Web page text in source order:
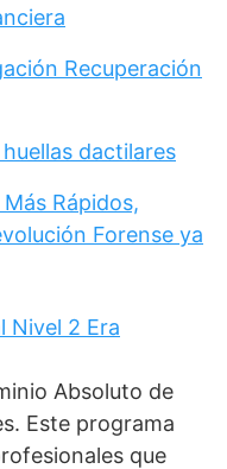
Recuperación
dactilares
Rápidos,
Forense ya
Nivel 2 Era
Absoluto de
Este programa
que